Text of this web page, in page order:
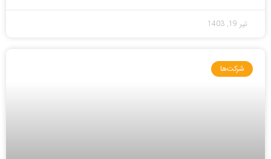
تیر 19, 1403
شرکت‌ها